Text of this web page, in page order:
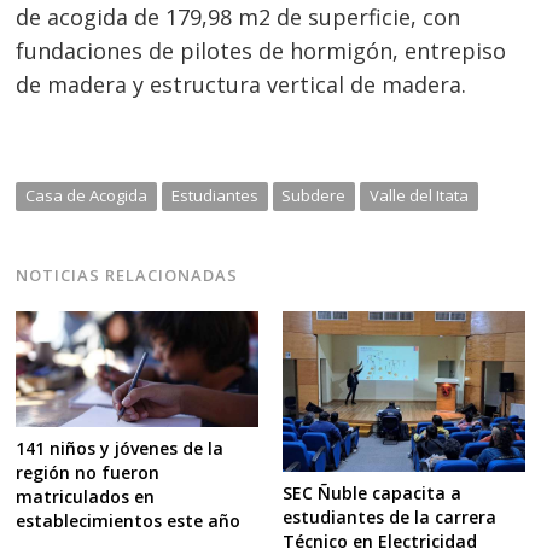
de acogida de 179,98 m2 de superficie, con
fundaciones de pilotes de hormigón, entrepiso
de madera y estructura vertical de madera.
Casa de Acogida Estudiantes Subdere Valle del Itata
NOTICIAS RELACIONADAS
141 niños y jóvenes de la
región no fueron
matriculados en
establecimientos este año
SEC Ñuble capacita a
estudiantes de la carrera
Técnico en Electricidad